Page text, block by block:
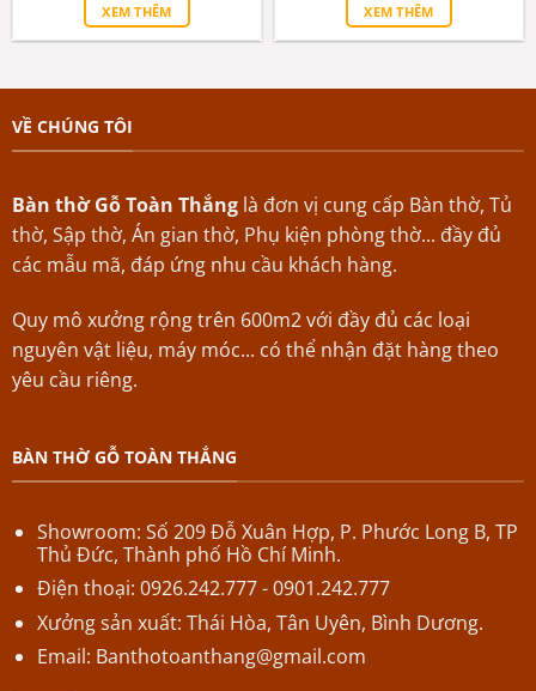
23.000.000₫.là:
22.000.000₫.
XEM THÊM 31.000.000₫.là:
29.000.000₫.
XEM THÊM
VỀ CHÚNG TÔI
Bàn thờ Gỗ Toàn Thắnglà đơn vị cung cấp Bàn thờ, Tủ
thờ, Sập thờ, Án gian thờ, Phụ kiện phòng thờ... đầy đủ
các mẫu mã, đáp ứng nhu cầu khách hàng.
Quy mô xưởng rộng trên 600m2 với đầy đủ các loại
nguyên vật liệu, máy móc... có thể nhận đặt hàng theo
yêu cầu riêng.
BÀN THỜ GỖ TOÀN THẮNG
Showroom: Số 209 Đỗ Xuân Hợp, P. Phước Long B, TP
Thủ Đức, Thành phố Hồ Chí Minh.
Điện thoại: 0926.242.777 - 0901.242.777
Xưởng sản xuất: Thái Hòa, Tân Uyên, Bình Dương.
Email: Banthotoanthang@gmail.com